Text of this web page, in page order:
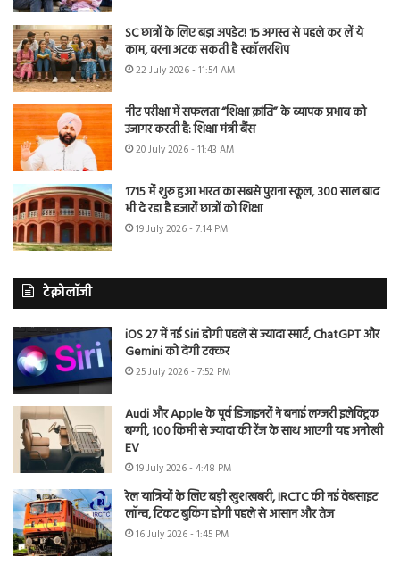
SC छात्रों के लिए बड़ा अपडेट! 15 अगस्त से पहले कर लें ये
काम, वरना अटक सकती है स्कॉलरशिप
22 July 2026 - 11:54 AM
नीट परीक्षा में सफलता “शिक्षा क्रांति” के व्यापक प्रभाव को
उजागर करती है: शिक्षा मंत्री बैंस
20 July 2026 - 11:43 AM
1715 में शुरू हुआ भारत का सबसे पुराना स्कूल, 300 साल बाद
भी दे रहा है हजारों छात्रों को शिक्षा
19 July 2026 - 7:14 PM
टेक्नोलॉजी
iOS 27 में नई Siri होगी पहले से ज्यादा स्मार्ट, ChatGPT और
Gemini को देगी टक्कर
25 July 2026 - 7:52 PM
Audi और Apple के पूर्व डिजाइनरों ने बनाई लग्जरी इलेक्ट्रिक
बग्गी, 100 किमी से ज्यादा की रेंज के साथ आएगी यह अनोखी
EV
19 July 2026 - 4:48 PM
रेल यात्रियों के लिए बड़ी खुशखबरी, IRCTC की नई वेबसाइट
लॉन्च, टिकट बुकिंग होगी पहले से आसान और तेज
16 July 2026 - 1:45 PM